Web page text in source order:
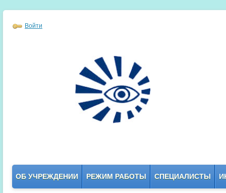
Войти
ОБ УЧРЕЖДЕНИИ РЕЖИМ РАБОТЫ СПЕЦИАЛИСТЫ